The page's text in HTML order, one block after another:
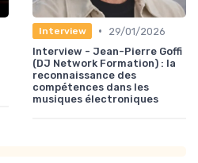
Interview •
29/01/2026
Interview - Jean-Pierre Goffi
(DJ Network Formation) : la
reconnaissance des
compétences dans les
musiques électroniques